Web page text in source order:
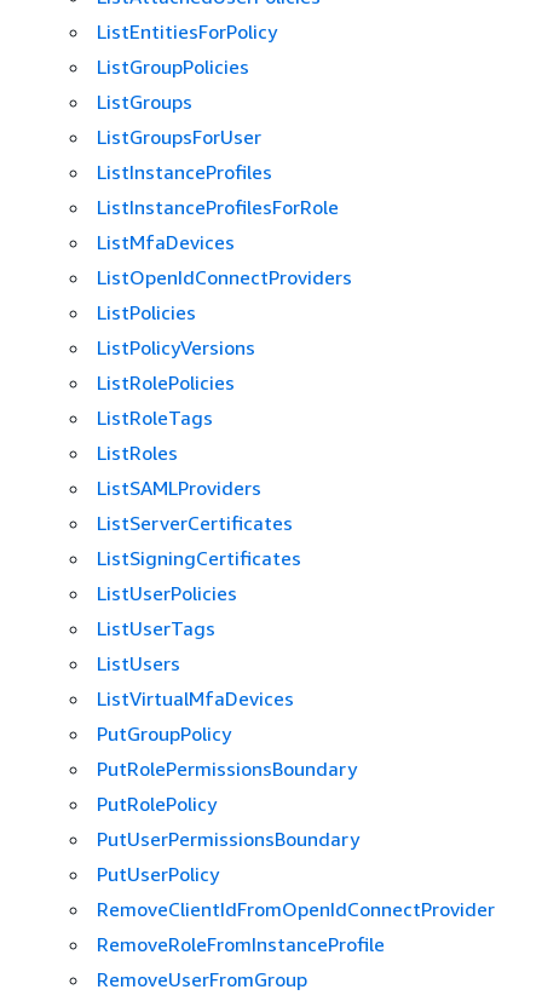
ListEntitiesForPolicy
ListGroupPolicies
ListGroups
ListGroupsForUser
ListInstanceProfiles
ListInstanceProfilesForRole
ListMfaDevices
ListOpenIdConnectProviders
ListPolicies
ListPolicyVersions
ListRolePolicies
ListRoleTags
ListRoles
ListSAMLProviders
ListServerCertificates
ListSigningCertificates
ListUserPolicies
ListUserTags
ListUsers
ListVirtualMfaDevices
PutGroupPolicy
PutRolePermissionsBoundary
PutRolePolicy
PutUserPermissionsBoundary
PutUserPolicy
RemoveClientIdFromOpenIdConnectProvider
RemoveRoleFromInstanceProfile
RemoveUserFromGroup